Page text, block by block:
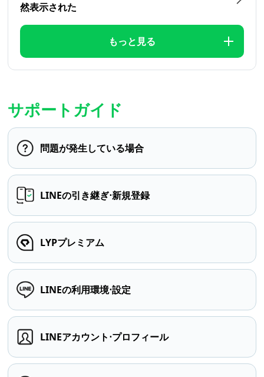
然表示された
もっと見る
サポートガイド
問題が発生している場合
LINEの引き継ぎ⋅新規登録
LYPプレミアム
LINEの利用環境⋅設定
LINEアカウント⋅プロフィール